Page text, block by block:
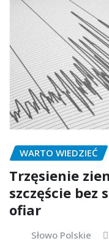
WARTO WIEDZIEĆ
Trzęsienie
szczęście
ofiar
Słowo Polskie